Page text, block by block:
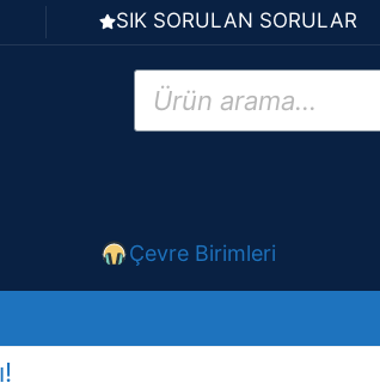
SIK SORULAN SORULAR
Products
search
Çevre Birimleri